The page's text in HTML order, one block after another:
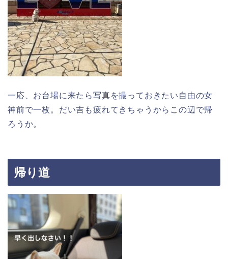
一応、お台場に来たら写真を撮っておきたい自由の女
神前で一枚。だい吉も疲れてきちゃうからこの辺で帰
ろうか。
帰り道